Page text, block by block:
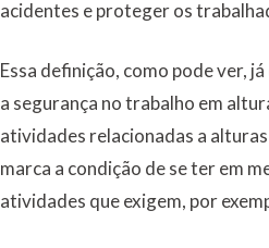
acidentes e proteger os
Essa definição, como pode ver,
a segurança no trabalho em
atividades relacionadas a
marca a condição de se ter em
atividades que exigem, por